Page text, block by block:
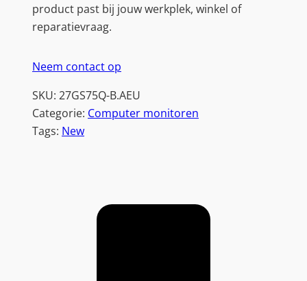
product past bij jouw werkplek, winkel of
reparatievraag.
Neem contact op
SKU: 27GS75Q-B.AEU
Categorie: Computer monitoren
Tags: New